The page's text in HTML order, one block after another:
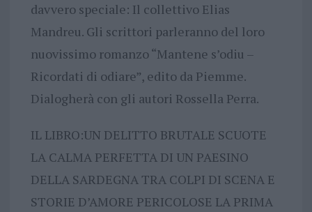
davvero speciale: Il collettivo Elias
Mandreu. Gli scrittori parleranno del loro
nuovissimo romanzo “Mantene s’odiu –
Ricordati di odiare”, edito da Piemme.
Dialogherà con gli autori Rossella Perra.
IL LIBRO:UN DELITTO BRUTALE SCUOTE
LA CALMA PERFETTA DI UN PAESINO
DELLA SARDEGNA TRA COLPI DI SCENA E
STORIE D’AMORE PERICOLOSE LA PRIMA